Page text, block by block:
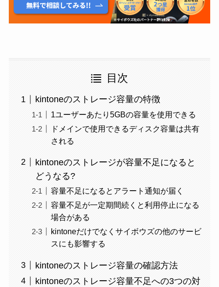
目次
kintoneのストレージ容量の特徴
1ユーザーあたり5GBの容量を使用できる
ドメインで使用できるディスク容量は共有
される
kintoneのストレージが容量不足になると
どうなる?
容量不足になるとアラート通知が届く
容量不足が一定期間続くと利用停止になる
場合がある
kintoneだけでなくサイボウズの他のサービ
スにも影響する
kintoneのストレージ容量の確認方法
kintoneのストレージ容量不足への3つの対